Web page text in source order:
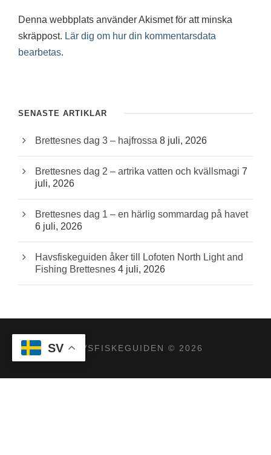
Denna webbplats använder Akismet för att minska
skräppost. Lär dig om hur din kommentarsdata
bearbetas.
SENASTE ARTIKLAR
Brettesnes dag 3 – hajfrossa 8 juli, 2026
Brettesnes dag 2 – artrika vatten och kvällsmagi 7
juli, 2026
Brettesnes dag 1 – en härlig sommardag på havet
6 juli, 2026
Havsfiskeguiden åker till Lofoten North Light and
Fishing Brettesnes 4 juli, 2026
HAVSFISKEGUIDEN © 2026
SV